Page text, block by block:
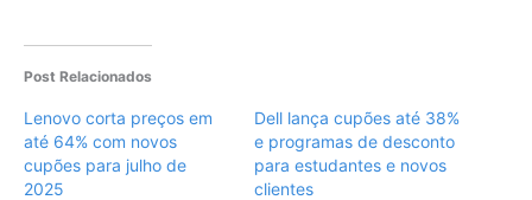
Post Relacionados
Lenovo corta preços em
até 64% com novos
cupões para julho de
2025
Dell lança cupões até 38%
e programas de desconto
para estudantes e novos
clientes